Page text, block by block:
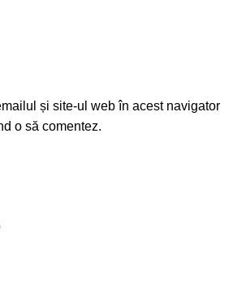
și site-ul web în acest navigator
o să comentez.